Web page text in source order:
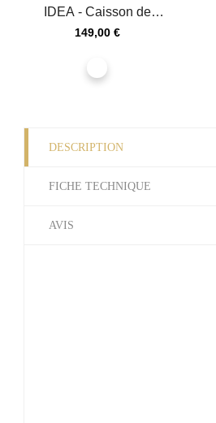
IDEA - Caisson de
rangement 3 tiroirs
Prix
149,00 €
DESCRIPTION
FICHE TECHNIQUE
AVIS